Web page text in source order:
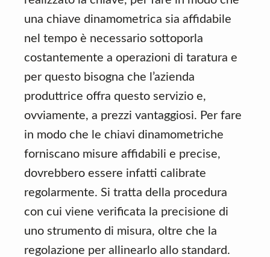
una chiave dinamometrica sia affidabile
nel tempo è necessario sottoporla
costantemente a operazioni di taratura e
per questo bisogna che l’azienda
produttrice offra questo servizio e,
ovviamente, a prezzi vantaggiosi. Per fare
in modo che le chiavi dinamometriche
forniscano misure affidabili e precise,
dovrebbero essere infatti calibrate
regolarmente. Si tratta della procedura
con cui viene verificata la precisione di
uno strumento di misura, oltre che la
regolazione per allinearlo allo standard.